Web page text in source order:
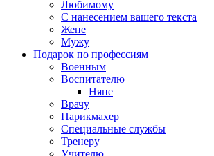
Любимому
С нанесением вашего текста
Жене
Мужу
Подарок по профессиям
Военным
Воспитателю
Няне
Врачу
Парикмахер
Специальные службы
Тренеру
Учителю